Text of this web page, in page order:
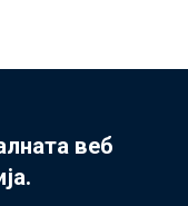
веб